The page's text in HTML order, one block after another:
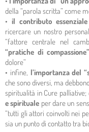
della “parola scritta” come
• il contributo
ricercare un nostro
“fattore centrale nel
“pratiche di compassione”
dolore”
• infine, l’importanza del
che sono diversi, ma
spiritualità in Cure
e spirituale per dare un
“tutti gli attori coinvolti nei
sia un punto di contatto tra